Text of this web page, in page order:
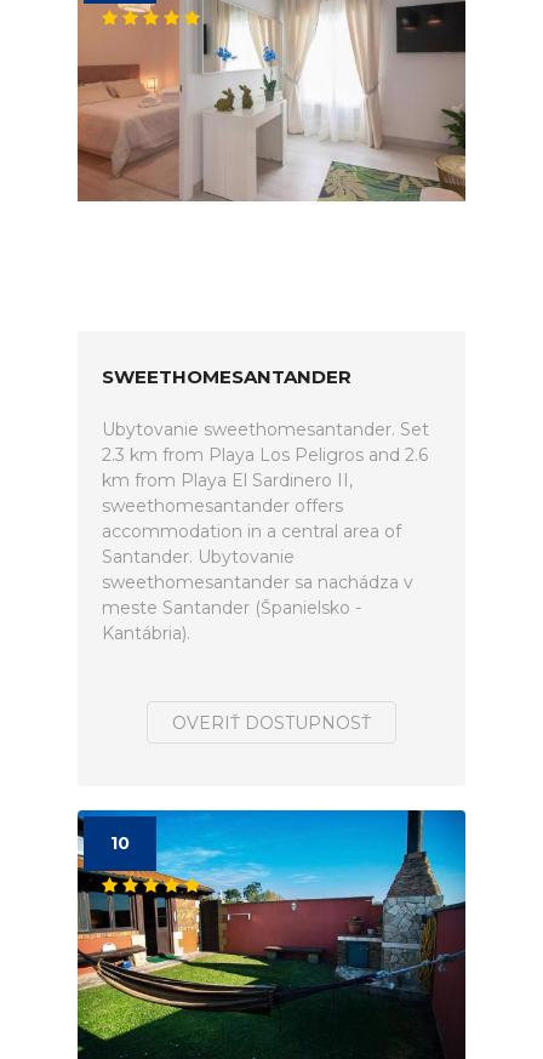
SWEETHOMESANTANDER
Ubytovanie sweethomesantander. Set
2.3 km from Playa Los Peligros and 2.6
km from Playa El Sardinero II,
sweethomesantander offers
accommodation in a central area of
Santander. Ubytovanie
sweethomesantander sa nachádza v
meste Santander (Španielsko -
Kantábria).
OVERIŤ DOSTUPNOSŤ
10